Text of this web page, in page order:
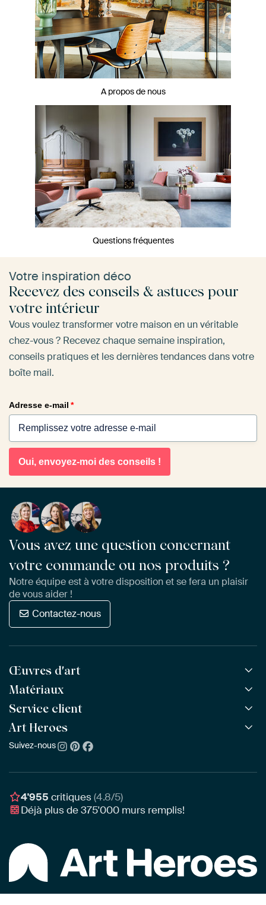
A propos de nous
Questions fréquentes
Votre inspiration déco
Recevez des conseils & astuces pour
votre intérieur
Vous voulez transformer votre maison en un véritable
chez-vous ? Recevez chaque semaine inspiration,
conseils pratiques et les dernières tendances dans votre
boîte mail.
Adresse e-mail *
Oui, envoyez-moi des conseils !
Vous avez une question concernant
votre commande ou nos produits ?
Notre équipe est à votre disposition et se fera un plaisir
de vous aider !
Contactez-nous
Œuvres d'art
Toutes les œuvres
Toutes les collections
Tous les artistes
Meilleures ventes
Matériaux
ArtFrame™ POPULAIRE
ArtFrame™ en bois
Toile
Service client
Questions fréquentes
Commander
Montage & Accrochage
Chèques cadeaux
Art Heroes
À propos de nous
Récompenses
Professionnels
Suivez-nous
4'955 critiques(4.8/5)
Déjà plus de375'000 murs remplis!